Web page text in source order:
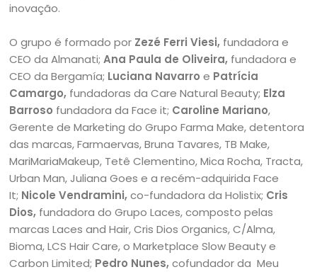
inovação.
O grupo é formado por Zezé Ferri Viesi, fundadora e
CEO da Almanati;Ana Paula de Oliveira, fundadora e
CEO da Bergamía; Luciana Navarro e Patrícia
Camargo, fundadoras da Care Natural Beauty; Elza
Barroso fundadora da Face it; Caroline Mariano,
Gerente de Marketing do Grupo Farma Make, detentora
das marcas, Farmaervas, Bruna Tavares, TB Make,
MariMariaMakeup, Tetê Clementino, Mica Rocha, Tracta,
Urban Man, Juliana Goes e a recém-adquirida Face
It; Nicole Vendramini, co-fundadora da Holistix; Cris
Dios, fundadora do Grupo Laces, composto pelas
marcas Laces and Hair, Cris Dios Organics, C/Alma,
Bioma, LCS Hair Care, o Marketplace Slow Beauty e
Carbon Limited; Pedro Nunes, cofundador da Meu